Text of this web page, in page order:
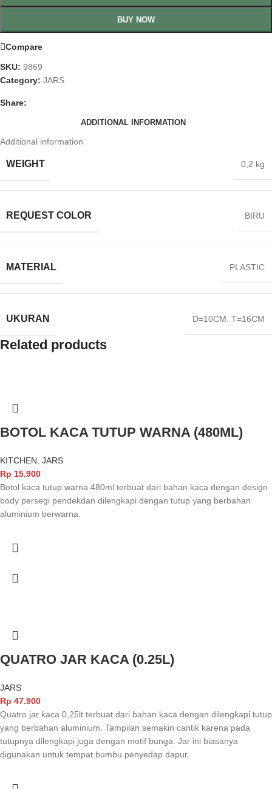
BUY NOW
Compare
SKU: 9869
Category: JARS
Share:
ADDITIONAL INFORMATION
Additional information
WEIGHT 0,2 kg
REQUEST COLOR BIRU
MATERIAL PLASTIC
UKURAN D=10CM. T=16CM
Related products
BOTOL KACA TUTUP WARNA (480ML)
KITCHEN, JARS
Rp 15.900
Botol kaca tutup warna 480ml terbuat dari bahan kaca dengan design
body persegi pendekdan dilengkapi dengan tutup yang berbahan
aluminium berwarna.
QUATRO JAR KACA (0.25L)
JARS
Rp 47.900
Quatro jar kaca 0,25lt terbuat dari bahan kaca dengan dilengkapi tutup
yang berbahan aluminium. Tampilan semakin cantik karena pada
tutupnya dilengkapi juga dengan motif bunga. Jar ini biasanya
digunakan untuk tempat bumbu penyedap dapur.